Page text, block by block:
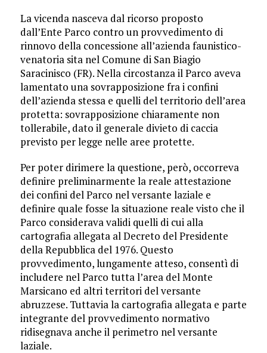
La vicenda nasceva dal ricorso proposto
dall’Ente Parco contro un provvedimento di
rinnovo della concessione all’azienda faunistico-
venatoria sita nel Comune di San Biagio
Saracinisco (FR). Nella circostanza il Parco aveva
lamentato una sovrapposizione fra i confini
dell’azienda stessa e quelli del territorio dell’area
protetta: sovrapposizione chiaramente non
tollerabile, dato il generale divieto di caccia
previsto per legge nelle aree protette.
Per poter dirimere la questione, però, occorreva
definire preliminarmente la reale attestazione
dei confini del Parco nel versante laziale e
definire quale fosse la situazione reale visto che il
Parco considerava validi quelli di cui alla
cartografia allegata al Decreto del Presidente
della Repubblica del 1976. Questo
provvedimento, lungamente atteso, consentì di
includere nel Parco tutta l’area del Monte
Marsicano ed altri territori del versante
abruzzese. Tuttavia la cartografia allegata e parte
integrante del provvedimento normativo
ridisegnava anche il perimetro nel versante
laziale.